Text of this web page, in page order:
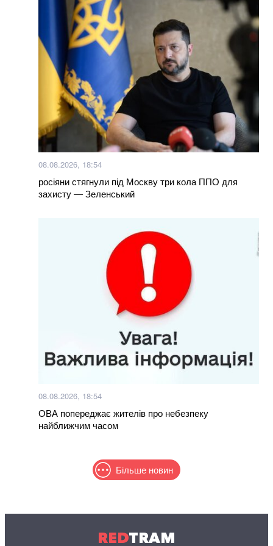
заводу, який давно перетворився на руїни
Більше новин
08.08.2026, 18:54
росіяни стягнули під Москву три кола ППО для
захисту — Зеленський
08.08.2026, 18:54
ОВА попереджає жителів про небезпеку
найближчим часом
Більше новин
REDTRAM